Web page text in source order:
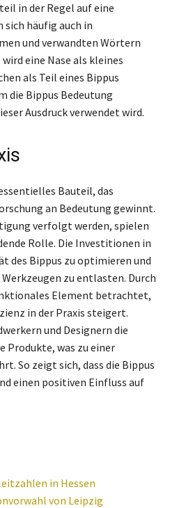
in der Regel auf eine
sich häufig auch in
und verwandten Wörtern
eine Nase als kleines
als Teil eines Bippus
die Bippus Bedeutung
Ausdruck verwendet wird.
Bauteil, das
an Bedeutung gewinnt.
verfolgt werden, spielen
Rolle. Die Investitionen in
des Bippus zu optimieren und
zu entlasten. Durch
Element betrachtet,
in der Praxis steigert.
und Designern die
Produkte, was zu einer
So zeigt sich, dass die Bippus
einen positiven Einfluss auf
in Hessen
von Leipzig